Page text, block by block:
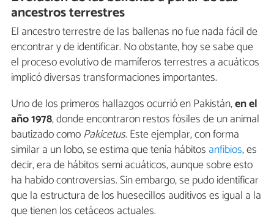
ancestros terrestres
El ancestro terrestre de las ballenas no fue nada fácil de
encontrar y de identificar. No obstante, hoy se sabe que
el proceso evolutivo de mamíferos terrestres a acuáticos
implicó diversas transformaciones importantes.
Uno de los primeros hallazgos ocurrió en Pakistán,en el
año 1978, donde encontraron restos fósiles de un animal
bautizado comoPakicetus. Este ejemplar, con forma
similar a un lobo, se estima que tenía hábitos anfibios, es
decir, era de hábitos semi acuáticos, aunque sobre esto
ha habido controversias. Sin embargo, se pudo identificar
que la estructura de los huesecillos auditivos es igual a la
que tienen los cetáceos actuales.